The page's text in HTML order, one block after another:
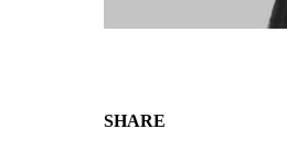
SHARE